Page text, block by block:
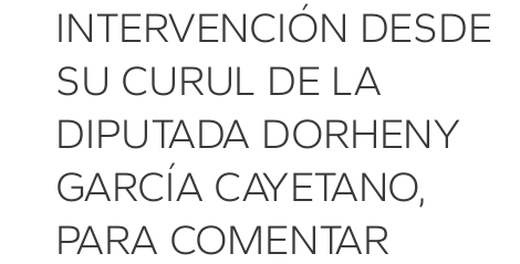
INTERVENCIÓN DESDE
SU CURUL DE LA
DIPUTADA DORHENY
GARCÍA CAYETANO,
PARA COMENTAR